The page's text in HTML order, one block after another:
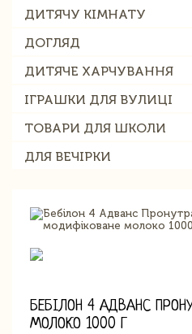
ДИТЯЧУ КІМНАТУ
ДОГЛЯД
ДИТЯЧЕ ХАРЧУВАННЯ
ІГРАШКИ ДЛЯ ВУЛИЦІ
ТОВАРИ ДЛЯ ШКОЛИ
ДЛЯ ВЕЧІРКИ
БЕБІЛОН 4 АДВАНС
МОЛОКО 1000 Г